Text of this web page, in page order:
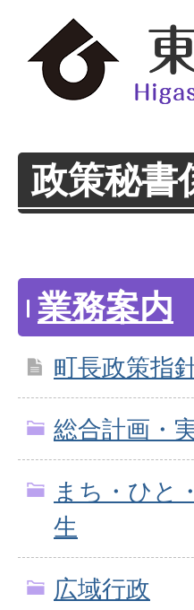
政策秘書
業務案内
町長政策指
総合計画・
まち・ひと
生
広域行政